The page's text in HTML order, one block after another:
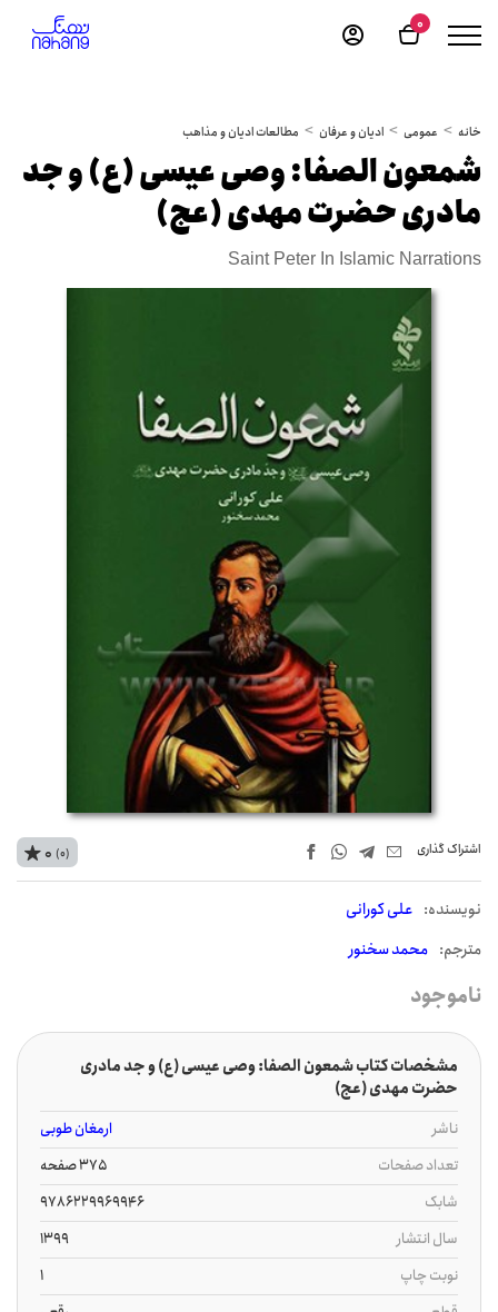
0
خانه عمومی ادیان و عرفان مطالعات ادیان و مذاهب
شمعون الصفا: وصی عیسی (ع) و جد
مادری حضرت مهدی (عج)
Saint Peter In Islamic Narrations
اشتراک‌ گذاری
نويسنده: علی کورانی
مترجم: محمد سخنور
0 (0)
ناموجود
مشخصات کتاب شمعون الصفا: وصی عیسی (ع) و جد مادری
حضرت مهدی (عج)
ناشر
ارمغان طوبی
تعداد صفحات
375 صفحه
شابک
9786229969946
سال انتشار
1399
نوبت چاپ
1